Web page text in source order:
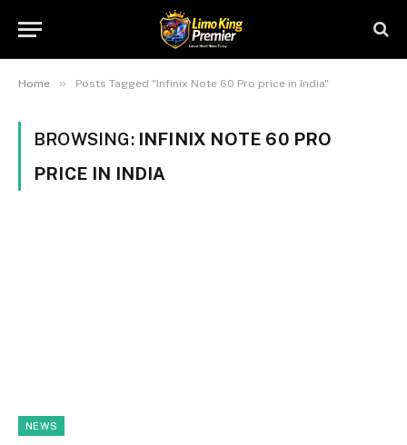
Home » Posts Tagged "Infinix Note 60 Pro price in India"
BROWSING: INFINIX NOTE 60 PRO
PRICE IN INDIA
NEWS